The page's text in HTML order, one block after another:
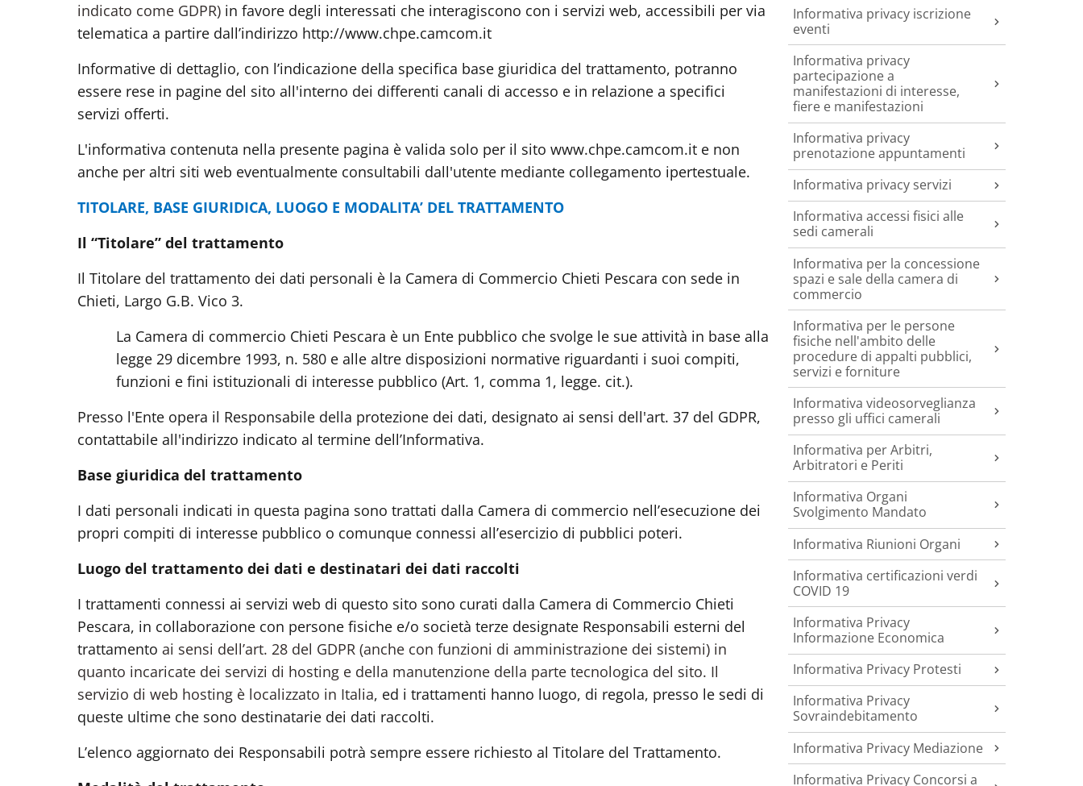
indicato come GDPR) in favore degli interessati che interagiscono con i servizi web, accessibili per via
telematica a partire dall’indirizzo http://www.chpe.camcom.it
Informative di dettaglio, con l’indicazione della specifica base giuridica del trattamento, potranno
essere rese in pagine del sito all'interno dei differenti canali di accesso e in relazione a specifici
servizi offerti.
L'informativa contenuta nella presente pagina è valida solo per il sito www.chpe.camcom.it e non
anche per altri siti web eventualmente consultabili dall'utente mediante collegamento ipertestuale.
TITOLARE, BASE GIURIDICA, LUOGO E MODALITA’ DEL TRATTAMENTO
Il “Titolare” del trattamento
Il Titolare del trattamento dei dati personali è la Camera di Commercio Chieti Pescara con sede in
Chieti, Largo G.B. Vico 3.
La Camera di commercio Chieti Pescara è un Ente pubblico che svolge le sue attività in base alla
legge 29 dicembre 1993, n. 580 e alle altre disposizioni normative riguardanti i suoi compiti,
funzioni e fini istituzionali di interesse pubblico (Art. 1, comma 1, legge. cit.).
Presso l'Ente opera il Responsabile della protezione dei dati, designato ai sensi dell'art. 37 del GDPR,
contattabile all'indirizzo indicato al termine dell’Informativa.
Base giuridica del trattamento
I dati personali indicati in questa pagina sono trattati dalla Camera di commercio nell’esecuzione dei
propri compiti di interesse pubblico o comunque connessi all’esercizio di pubblici poteri.
Luogo del trattamento dei dati e destinatari dei dati raccolti
I trattamenti connessi ai servizi web di questo sito sono curati dalla Camera di Commercio Chieti
Pescara, in collaborazione con persone fisiche e/o società terze designate Responsabili esterni del
trattamento ai sensi dell’art. 28 del GDPR (anche con funzioni di amministrazione dei sistemi) in
quanto incaricate dei servizi di hosting e della manutenzione della parte tecnologica del sito. Il
servizio di web hosting è localizzato in Italia, ed i trattamenti hanno luogo, di regola, presso le sedi di
queste ultime che sono destinatarie dei dati raccolti.
L’elenco aggiornato dei Responsabili potrà sempre essere richiesto al Titolare del Trattamento.
Informativa privacy iscrizione
eventi
Informativa privacy
partecipazione a
manifestazioni di interesse,
fiere e manifestazioni
Informativa privacy
prenotazione appuntamenti
Informativa privacy servizi
Informativa accessi fisici alle
sedi camerali
Informativa per la concessione
spazi e sale della camera di
commercio
Informativa per le persone
fisiche nell'ambito delle
procedure di appalti pubblici,
servizi e forniture
Informativa videosorveglianza
presso gli uffici camerali
Informativa per Arbitri,
Arbitratori e Periti
Informativa Organi
Svolgimento Mandato
Informativa Riunioni Organi
Informativa certificazioni verdi
COVID 19
Informativa Privacy
Informazione Economica
Informativa Privacy Protesti
Informativa Privacy
Sovraindebitamento
Informativa Privacy Mediazione
Informativa Privacy Concorsi a